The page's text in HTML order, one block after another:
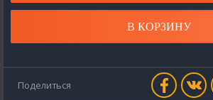
В КОРЗИНУ
Поделиться